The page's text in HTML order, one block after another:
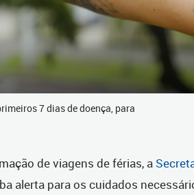
7 dias de doença, para
de viagens de férias, a
alerta para os cuidados